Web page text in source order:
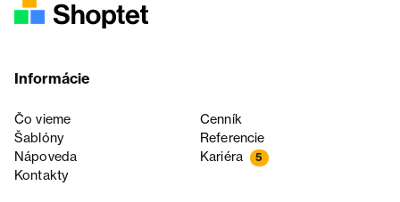
Informácie
Čo vieme
Cenník
Šablóny
Referencie
Nápoveda
Kariéra 5
Kontakty